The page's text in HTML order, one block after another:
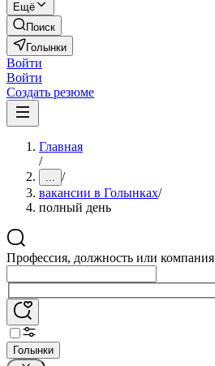
Ещё
Поиск
Голынки
Войти
Войти
Создать резюме
Главная
/
... /
вакансии в Голынках/
полный день
Профессия, должность или компания
Голынки